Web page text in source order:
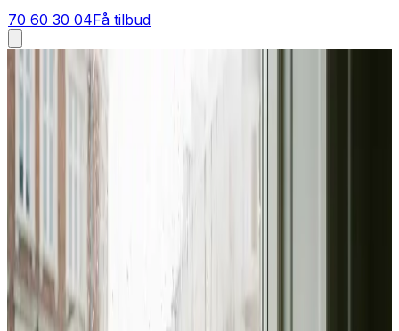
70 60 30 04Få tilbud
Industriventilation i
Industriventilation i Maribo
I Maribo leverer vi ventilation til erhverv og industri fra
ende til anden: behovsanalyse, dimensionering,
montering af store anlæg og fast serviceaftale. Altid med
dokumenterede luftmængder.